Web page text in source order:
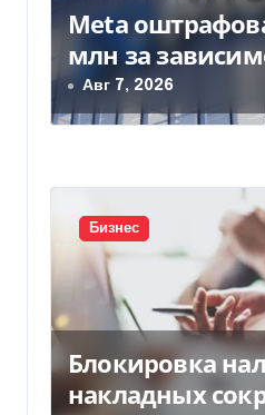
Meta
млн за
подростков
Авг 7, 2026
Бизнес
Блокировка
накладных